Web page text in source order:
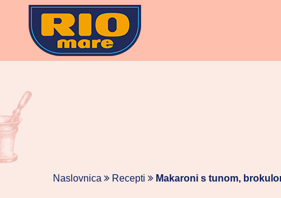
vsebino
Naslovnica Recepti Makaroni s tunom,